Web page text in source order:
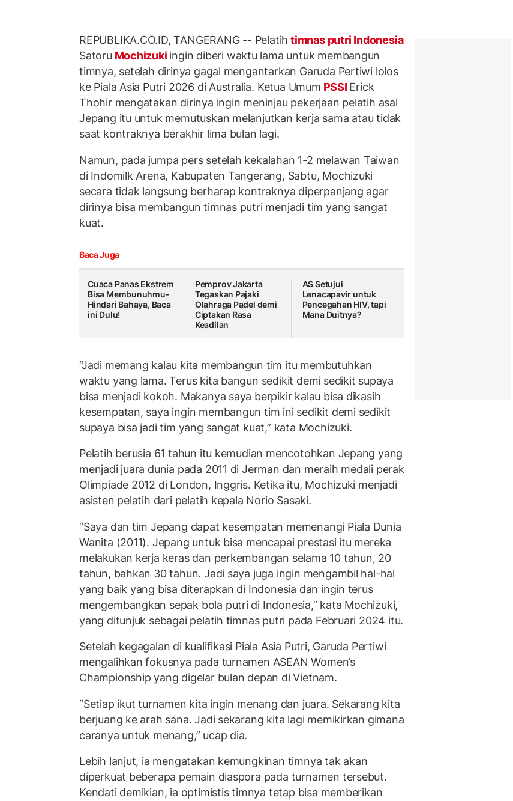
REPUBLIKA.CO.ID, TANGERANG -- Pelatih timnas putri Indonesia
Satoru Mochizuki ingin diberi waktu lama untuk membangun
timnya, setelah dirinya gagal mengantarkan Garuda Pertiwi lolos
ke Piala Asia Putri 2026 di Australia. Ketua Umum PSSI Erick
Thohir mengatakan dirinya ingin meninjau pekerjaan pelatih asal
Jepang itu untuk memutuskan melanjutkan kerja sama atau tidak
saat kontraknya berakhir lima bulan lagi.
Namun, pada jumpa pers setelah kekalahan 1-2 melawan Taiwan
di Indomilk Arena, Kabupaten Tangerang, Sabtu, Mochizuki
secara tidak langsung berharap kontraknya diperpanjang agar
dirinya bisa membangun timnas putri menjadi tim yang sangat
kuat.
Baca Juga
Cuaca Panas Ekstrem
Bisa Membunuhmu-
Hindari Bahaya, Baca
ini Dulu!
Pemprov Jakarta
Tegaskan Pajaki
Olahraga Padel demi
Ciptakan Rasa
Keadilan
AS Setujui
Lenacapavir untuk
Pencegahan HIV, tapi
Mana Duitnya?
“Jadi memang kalau kita membangun tim itu membutuhkan
waktu yang lama. Terus kita bangun sedikit demi sedikit supaya
bisa menjadi kokoh. Makanya saya berpikir kalau bisa dikasih
kesempatan, saya ingin membangun tim ini sedikit demi sedikit
supaya bisa jadi tim yang sangat kuat,” kata Mochizuki.
Pelatih berusia 61 tahun itu kemudian mencotohkan Jepang yang
menjadi juara dunia pada 2011 di Jerman dan meraih medali perak
Olimpiade 2012 di London, Inggris. Ketika itu, Mochizuki menjadi
asisten pelatih dari pelatih kepala Norio Sasaki.
“Saya dan tim Jepang dapat kesempatan memenangi Piala Dunia
Wanita (2011). Jepang untuk bisa mencapai prestasi itu mereka
melakukan kerja keras dan perkembangan selama 10 tahun, 20
tahun, bahkan 30 tahun. Jadi saya juga ingin mengambil hal-hal
yang baik yang bisa diterapkan di Indonesia dan ingin terus
mengembangkan sepak bola putri di Indonesia,” kata Mochizuki,
yang ditunjuk sebagai pelatih timnas putri pada Februari 2024 itu.
Setelah kegagalan di kualifikasi Piala Asia Putri, Garuda Pertiwi
mengalihkan fokusnya pada turnamen ASEAN Women’s
Championship yang digelar bulan depan di Vietnam.
“Setiap ikut turnamen kita ingin menang dan juara. Sekarang kita
berjuang ke arah sana. Jadi sekarang kita lagi memikirkan gimana
caranya untuk menang,” ucap dia.
Lebih lanjut, ia mengatakan kemungkinan timnya tak akan
diperkuat beberapa pemain diaspora pada turnamen tersebut.
Kendati demikian, ia optimistis timnya tetap bisa memberikan